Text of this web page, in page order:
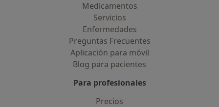
Medicamentos
Servicios
Enfermedades
Preguntas Frecuentes
Aplicación para móvil
Blog para pacientes
Para profesionales
Precios